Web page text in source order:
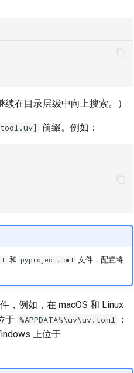
在目录层级中向上搜索。）
前缀。例如：
和 pyproject.toml 文件，配置将
，例如，在 macOS 和 Linux
于 %APPDATA%\uv\uv.toml
；
上位于